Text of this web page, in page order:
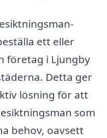
ett eller
företag i Ljungby
Detta ger
lösning för att
som
behov, oavsett